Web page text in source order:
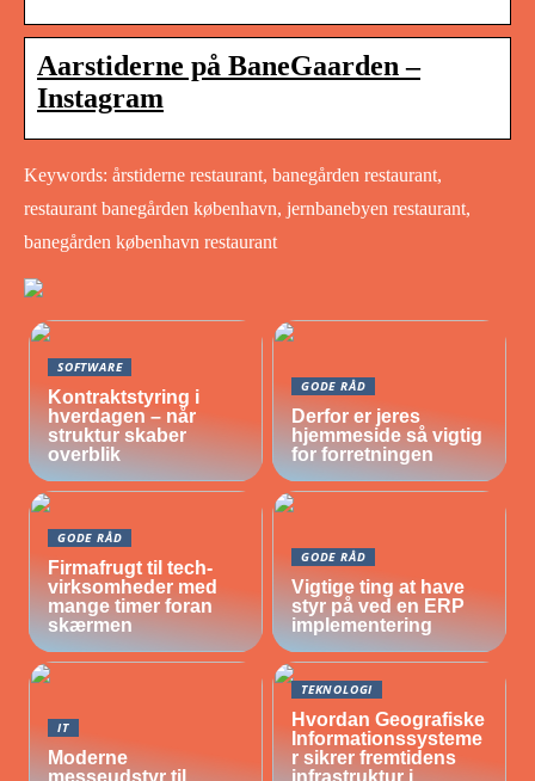
Aarstiderne på BaneGaarden –
Instagram
Keywords: årstiderne restaurant, banegården restaurant,
restaurant banegården københavn, jernbanebyen restaurant,
banegården københavn restaurant
SOFTWARE
Kontraktstyring i
hverdagen – når
struktur skaber
overblik
GODE RÅD
Derfor er jeres
hjemmeside så vigtig
for forretningen
GODE RÅD
Firmafrugt til tech-
virksomheder med
mange timer foran
skærmen
GODE RÅD
Vigtige ting at have
styr på ved en ERP
implementering
IT
Moderne
TEKNOLOGI
Hvordan Geografiske
Informationssysteme
r sikrer fremtidens